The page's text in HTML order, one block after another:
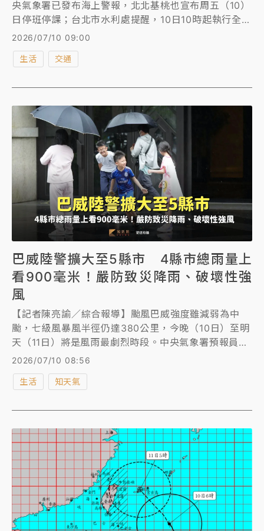
央氣象署已發布海上警報，北北基桃也宣布周五（10）
日停班停課；台北市水利處提醒，10日10時起執行全市
疏散門及越堤坡道「只出不進」管制，並於管制執行4
小時後(10日14時)開始拖離堤外停車場滯留車輛；
YouBike微笑單車、共享機車將於10日2時起全面停止
及道路等狀況減發班車。
2026/07/10 09:00
生活 交通
巴威陸警擴大至5縣市 4縣市總雨量上
看900毫米！嚴防致災降雨、破壞性強
風
【記者陳亮諭／綜合報導】颱風巴威強度雖減弱為中
颱，七級風暴風半徑仍達380公里，今晚（10日）至明
天（11日）將是風雨最劇烈時段。中央氣象署預報員林
伯東表示，預估新竹、桃園、新北及苗栗等區域總雨
明天風狂雨驟，中部以北及各山區慎防「破壞性」強
2026/07/10 08:56
生活 知天氣